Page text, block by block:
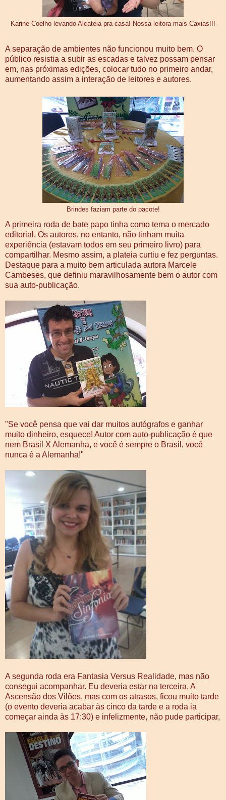
Karine Coelho levando Alcateia pra casa! Nossa leitora mais Caxias!!!
A separação de ambientes não funcionou muito bem. O
público resistia a subir as escadas e talvez possam pensar
em, nas próximas edições, colocar tudo no primeiro andar,
aumentando assim a interação de leitores e autores.
Brindes faziam parte do pacote!
A primeira roda de bate papo tinha como tema o mercado
editorial. Os autores, no entanto, não tinham muita
experiência (estavam todos em seu primeiro livro) para
compartilhar. Mesmo assim, a plateia curtiu e fez perguntas.
Destaque para a muito bem articulada autora Marcele
Cambeses, que definiu maravilhosamente bem o autor com
sua auto-publicação.
"Se você pensa que vai dar muitos autógrafos e ganhar
muito dinheiro, esquece! Autor com auto-publicação é que
nem Brasil X Alemanha, e você é sempre o Brasil, você
nunca é a Alemanha!"
A segunda roda era Fantasia Versus Realidade, mas não
consegui acompanhar. Eu deveria estar na terceira, A
Ascensão dos Vilões, mas com os atrasos, ficou muito tarde
(o evento deveria acabar às cinco da tarde e a roda ia
começar ainda às 17:30) e infelizmente, não pude participar,